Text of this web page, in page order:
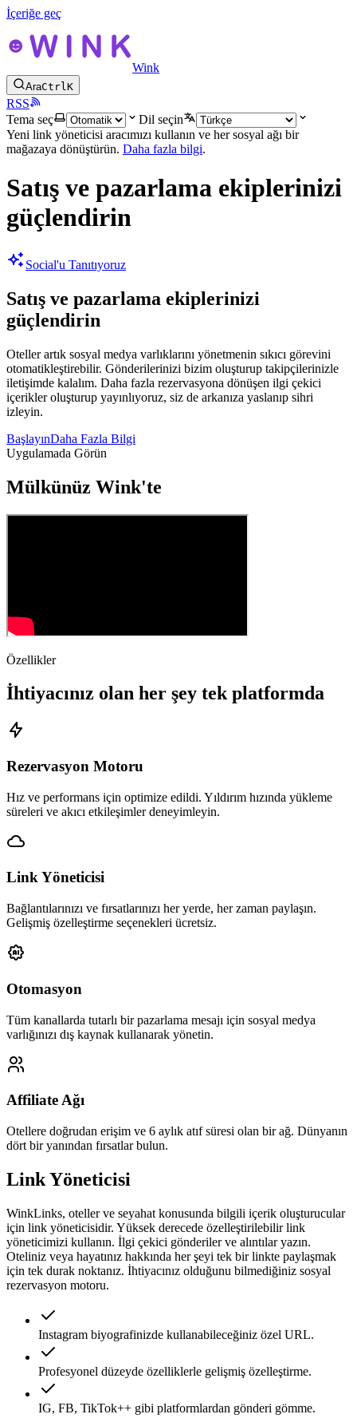
İçeriğe geç
Wink
AraCtrlK
RSS
Tema seç
Dil seçin
Yeni link yöneticisi aracımızı kullanın ve her sosyal ağı bir
mağazaya dönüştürün. Daha fazla bilgi.
Satış ve pazarlama ekiplerinizi
güçlendirin
Social'u Tanıtıyoruz
Satış ve pazarlama ekiplerinizi
güçlendirin
Oteller artık sosyal medya varlıklarını yönetmenin sıkıcı görevini
otomatikleştirebilir. Gönderilerinizi bizim oluşturup takipçilerinizle
iletişimde kalalım. Daha fazla rezervasyona dönüşen ilgi çekici
içerikler oluşturup yayınlıyoruz, siz de arkanıza yaslanıp sihri
izleyin.
BaşlayınDaha Fazla Bilgi
Uygulamada Görün
Mülkünüz Wink'te
Özellikler
İhtiyacınız olan her şey tek platformda
Rezervasyon Motoru
Hız ve performans için optimize edildi. Yıldırım hızında yükleme
süreleri ve akıcı etkileşimler deneyimleyin.
Link Yöneticisi
Bağlantılarınızı ve fırsatlarınızı her yerde, her zaman paylaşın.
Gelişmiş özelleştirme seçenekleri ücretsiz.
Otomasyon
Tüm kanallarda tutarlı bir pazarlama mesajı için sosyal medya
varlığınızı dış kaynak kullanarak yönetin.
Affiliate Ağı
Otellere doğrudan erişim ve 6 aylık atıf süresi olan bir ağ. Dünyanın
dört bir yanından fırsatlar bulun.
Link Yöneticisi
WinkLinks, oteller ve seyahat konusunda bilgili içerik oluşturucular
için link yöneticisidir. Yüksek derecede özelleştirilebilir link
yöneticimizi kullanın. İlgi çekici gönderiler ve alıntılar yazın.
Oteliniz veya hayatınız hakkında her şeyi tek bir linkte paylaşmak
için tek durak noktanız. İhtiyacınız olduğunu bilmediğiniz sosyal
rezervasyon motoru.
Instagram biyografinizde kullanabileceğiniz özel URL.
Profesyonel düzeyde özelliklerle gelişmiş özelleştirme.
IG, FB, TikTok++ gibi platformlardan gönderi gömme.